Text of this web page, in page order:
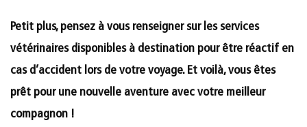
Petit plus, pensez à vous renseigner sur les services
vétérinaires disponibles à destination pour être réactif en
cas d’accident lors de votre voyage. Et voilà, vous êtes
prêt pour une nouvelle aventure avec votre meilleur
compagnon !